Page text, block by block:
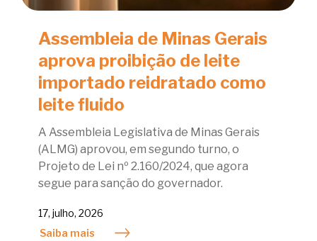
Assembleia de Minas Gerais
aprova proibição de leite
importado reidratado como
leite fluido
A Assembleia Legislativa de Minas Gerais
(ALMG) aprovou, em segundo turno, o
Projeto de Lei nº 2.160/2024, que agora
segue para sanção do governador.
17, julho, 2026
Saiba mais